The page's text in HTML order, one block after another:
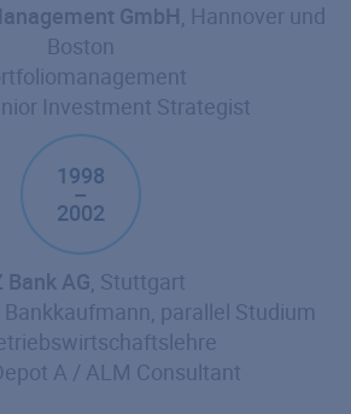
GmbH, Hannover und
Boston
Investment Strategist
1998
–
2002
Bank AG, Stuttgart
parallel Studium
A / ALM Consultant